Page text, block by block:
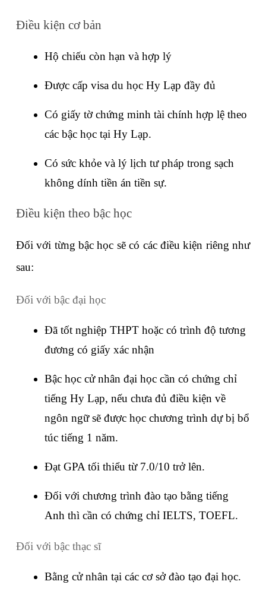
Điều kiện cơ bản
Hộ chiếu còn hạn và hợp lý
Được cấp visa du học Hy Lạp đầy đủ
Có giấy tờ chứng minh tài chính hợp lệ theo
các bậc học tại Hy Lạp.
Có sức khỏe và lý lịch tư pháp trong sạch
không dính tiền án tiền sự.
Điều kiện theo bậc học
Đối với từng bậc học sẽ có các điều kiện riêng như
sau:
Đối với bậc đại học
Đã tốt nghiệp THPT hoặc có trình độ tương
đương có giấy xác nhận
Bậc học cử nhân đại học cần có chứng chỉ
tiếng Hy Lạp, nếu chưa đủ điều kiện về
ngôn ngữ sẽ được học chương trình dự bị bổ
túc tiếng 1 năm.
Đạt GPA tối thiểu từ 7.0/10 trở lên.
Đối với chương trình đào tạo bằng tiếng
Anh thì cần có chứng chỉ IELTS, TOEFL.
Đối với bậc thạc sĩ
Bằng cử nhân tại các cơ sở đào tạo đại học.